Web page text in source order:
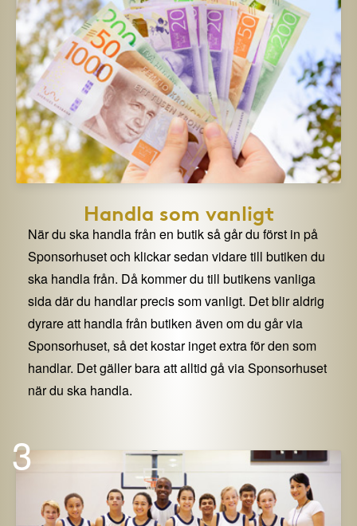
Handla som vanligt
När du ska handla från en butik så går du först in på
Sponsorhuset och klickar sedan vidare till butiken du
ska handla från. Då kommer du till butikens vanliga
sida där du handlar precis som vanligt. Det blir aldrig
dyrare att handla från butiken även om du går via
Sponsorhuset, så det kostar inget extra för den som
handlar. Det gäller bara att alltid gå via Sponsorhuset
när du ska handla.
3